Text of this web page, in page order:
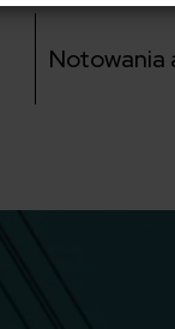
Notowania